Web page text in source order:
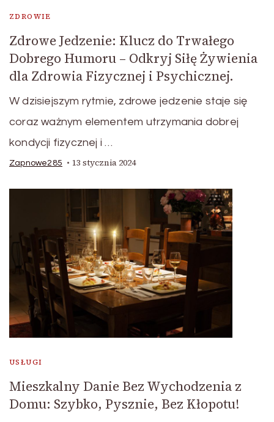
ZDROWIE
Zdrowe Jedzenie: Klucz do Trwałego
Dobrego Humoru – Odkryj Siłę Żywienia
dla Zdrowia Fizycznej i Psychicznej.
W dzisiejszym rytmie, zdrowe jedzenie staje się
coraz ważnym elementem utrzymania dobrej
kondycji fizycznej i …
Zapnowe285 13 stycznia 2024
USŁUGI
Mieszkalny Danie Bez Wychodzenia z
Domu: Szybko, Pysznie, Bez Kłopotu!